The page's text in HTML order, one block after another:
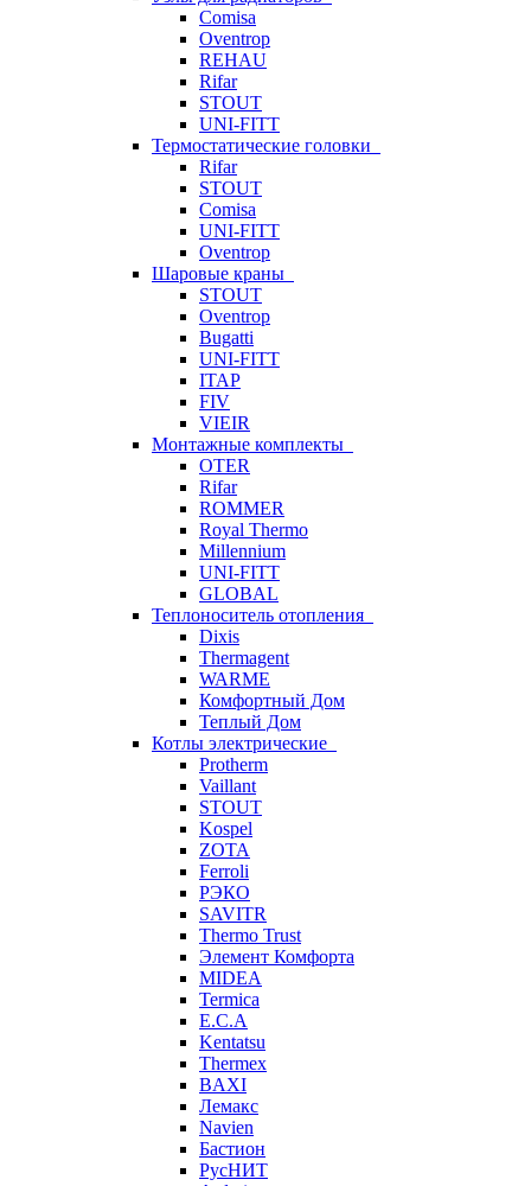
Comisa
Oventrop
REHAU
Rifar
STOUT
UNI-FITT
Термостатические головки
Rifar
STOUT
Comisa
UNI-FITT
Oventrop
Шаровые краны
STOUT
Oventrop
Bugatti
UNI-FITT
ITAP
FIV
VIEIR
Монтажные комплекты
OTER
Rifar
ROMMER
Royal Thermo
Millennium
UNI-FITT
GLOBAL
Теплоноситель отопления
Dixis
Thermagent
WARME
Комфортный Дом
Теплый Дом
Котлы электрические
Protherm
Vaillant
STOUT
Kospel
ZOTA
Ferroli
РЭКО
SAVITR
Thermo Trust
Элемент Комфорта
MIDEA
Termica
E.C.A
Kentatsu
Thermex
BAXI
Лемакс
Navien
Бастион
РусНИТ